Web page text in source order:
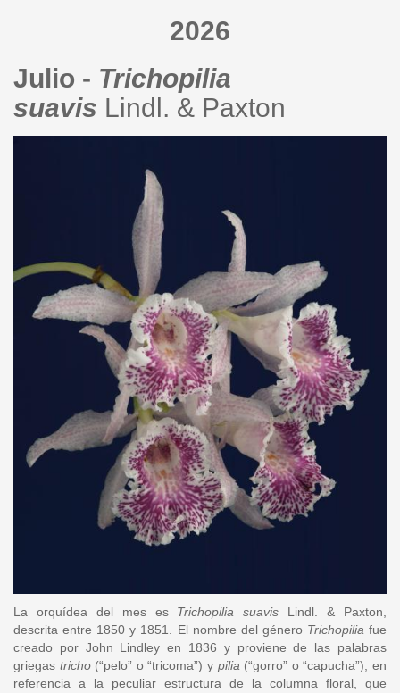
2026
Julio - Trichopilia
suavis Lindl. & Paxton
La orquídea del mes es Trichopilia suavis Lindl. & Paxton,
descrita entre 1850 y 1851. El nombre del género Trichopiliafue
creado por John Lindley en 1836 y proviene de las palabras
griegas tricho(“pelo” o “tricoma”) y pilia(“gorro” o “capucha”), en
referencia a la peculiar estructura de la columna floral, que